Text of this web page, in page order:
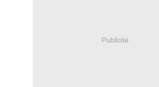
Publicité